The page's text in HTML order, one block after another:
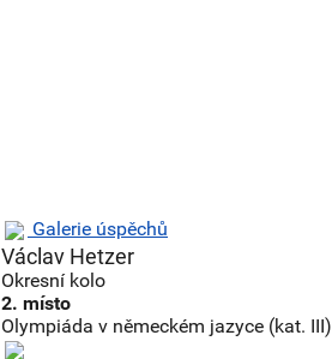
Galerie úspěchů
Václav Hetzer
Okresní kolo
2. místo
Olympiáda v německém jazyce (kat. III)